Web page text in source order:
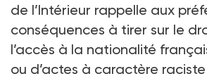
de l’Intérieur rappelle aux
conséquences à tirer sur le
l’accès à la nationalité
ou d’actes à caractère